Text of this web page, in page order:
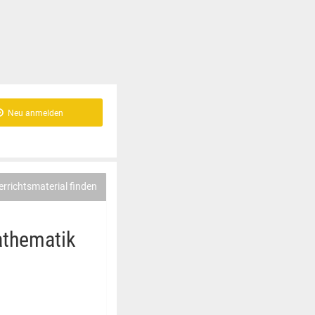
Neu anmelden
finden